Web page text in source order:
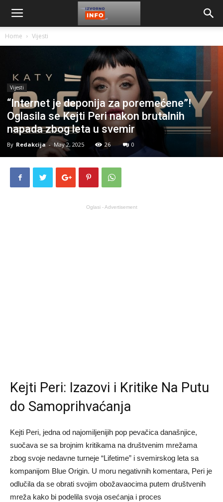
Home Vijesti
Vijesti
“Internet je deponija za poremećene”!
Oglasila se Kejti Peri nakon brutalnih
napada zbog leta u svemir
By Redakcija - May 2, 2025 26 0
Oglasi - Advertisement
Kejti Peri: Izazovi i Kritike Na Putu
do Samoprihvaćanja
Kejti Peri, jedna od najomiljenijih pop pevačica današnjice,
suočava se sa brojnim kritikama na društvenim mrežama
zbog svoje nedavne turneje “Lifetime” i svemirskog leta sa
kompanijom Blue Origin. U moru negativnih komentara, Peri je
odlučila da se obrati svojim obožavaocima putem društvenih
mreža kako bi podelila svoja osećanja i proces